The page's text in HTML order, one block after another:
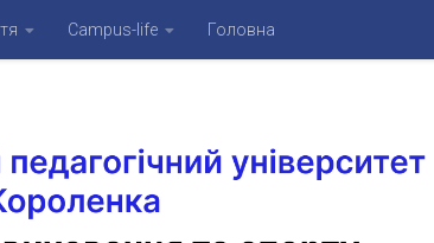
Campus-life Головна